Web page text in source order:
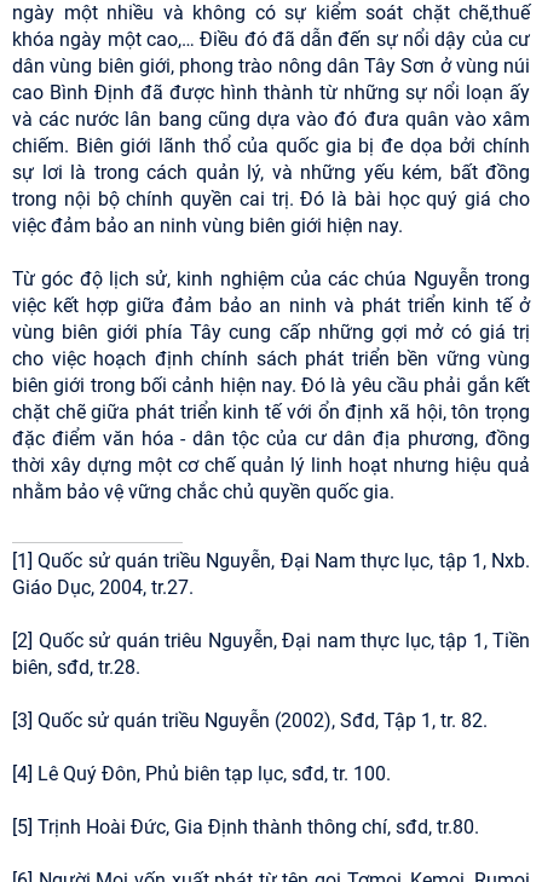
ngày một nhiều và không có sự kiểm soát chặt chẽ,thuế
khóa ngày một cao,… Điều đó đã dẫn đến sự nổi dậy của cư
dân vùng biên giới, phong trào nông dân Tây Sơn ở vùng núi
cao Bình Định đã được hình thành từ những sự nổi loạn ấy
và các nước lân bang cũng dựa vào đó đưa quân vào xâm
chiếm. Biên giới lãnh thổ của quốc gia bị đe dọa bởi chính
sự lơi là trong cách quản lý, và những yếu kém, bất đồng
trong nội bộ chính quyền cai trị. Đó là bài học quý giá cho
việc đảm bảo an ninh vùng biên giới hiện nay.
Từ góc độ lịch sử, kinh nghiệm của các chúa Nguyễn trong
việc kết hợp giữa đảm bảo an ninh và phát triển kinh tế ở
vùng biên giới phía Tây cung cấp những gợi mở có giá trị
cho việc hoạch định chính sách phát triển bền vững vùng
biên giới trong bối cảnh hiện nay. Đó là yêu cầu phải gắn kết
chặt chẽ giữa phát triển kinh tế với ổn định xã hội, tôn trọng
đặc điểm văn hóa - dân tộc của cư dân địa phương, đồng
thời xây dựng một cơ chế quản lý linh hoạt nhưng hiệu quả
nhằm bảo vệ vững chắc chủ quyền quốc gia.
[1] Quốc sử quán triều Nguyễn, Đại Nam thực lục, tập 1, Nxb.
Giáo Dục, 2004, tr.27.
[2] Quốc sử quán triêu Nguyễn, Đại nam thực lục, tập 1, Tiền
biên, sđd, tr.28.
[3] Quốc sử quán triều Nguyễn (2002), Sđd, Tập 1, tr. 82.
[4] Lê Quý Đôn, Phủ biên tạp lục, sđd, tr. 100.
[5] Trịnh Hoài Đức, Gia Định thành thông chí, sđd, tr.80.